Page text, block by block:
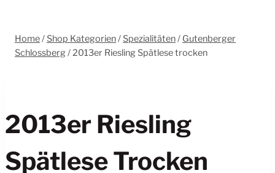
Home/ Shop Kategorien/ Spezialitäten/ Gutenberger
Schlossberg/2013er Riesling Spätlese trocken
2013er Riesling
Spätlese Trocken